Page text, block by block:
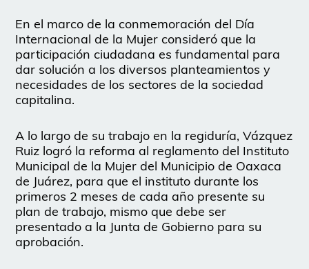
En el marco de la conmemoración del Día
Internacional de la Mujer consideró que la
participación ciudadana es fundamental para
dar solución a los diversos planteamientos y
necesidades de los sectores de la sociedad
capitalina.
A lo largo de su trabajo en la regiduría, Vázquez
Ruiz logró la reforma al reglamento del Instituto
Municipal de la Mujer del Municipio de Oaxaca
de Juárez, para que el instituto durante los
primeros 2 meses de cada año presente su
plan de trabajo, mismo que debe ser
presentado a la Junta de Gobierno para su
aprobación.